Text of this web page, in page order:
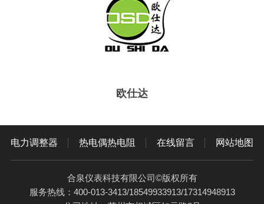
欧仕达
电力调整器 热电偶热电阻 在线留言 网站地图
合泉仪表科技有限公司©版权所有
服务热线：400-013-3413/18549933913/17314948913